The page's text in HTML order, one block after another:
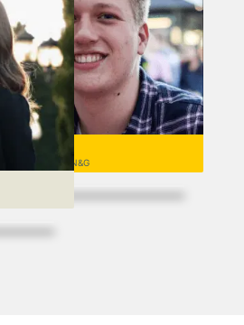
Niek
VWO 6, N&T/N&G